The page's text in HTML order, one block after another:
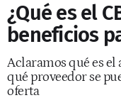
¿Qué es el
beneficios
Aclaramos qué es el
qué proveedor se
oferta